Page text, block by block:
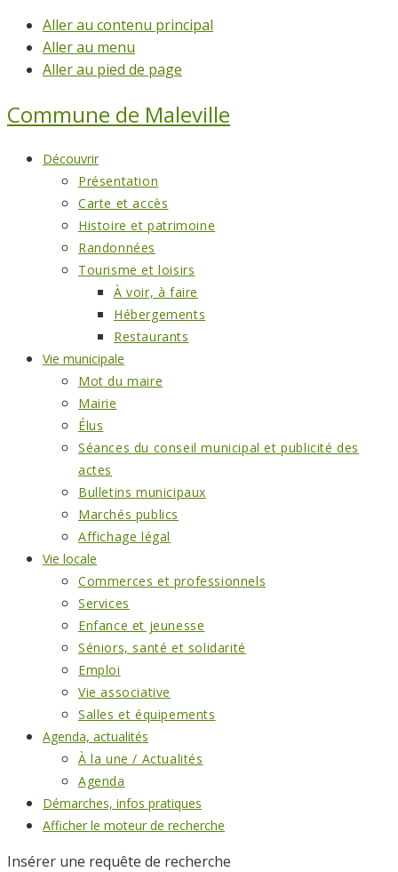
Aller au contenu principal
Aller au menu
Aller au pied de page
Commune de Maleville
Découvrir
Présentation
Carte et accès
Histoire et patrimoine
Randonnées
Tourisme et loisirs
À voir, à faire
Hébergements
Restaurants
Vie municipale
Mot du maire
Mairie
Élus
Séances du conseil municipal et publicité des
actes
Bulletins municipaux
Marchés publics
Affichage légal
Vie locale
Commerces et professionnels
Services
Enfance et jeunesse
Séniors, santé et solidarité
Emploi
Vie associative
Salles et équipements
Agenda, actualités
À la une / Actualités
Agenda
Démarches, infos pratiques
Afficher le moteur de recherche
Insérer une requête de recherche